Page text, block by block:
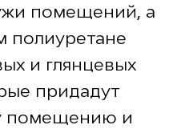
помещений, а
полиуретане
и глянцевых
придадут
помещению и